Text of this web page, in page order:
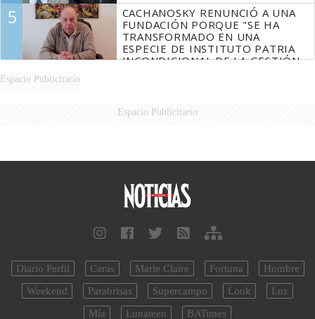
5
CACHANOSKY RENUNCIÓ A UNA
FUNDACIÓN PORQUE "SE HA
TRANSFORMADO EN UNA
ESPECIE DE INSTITUTO PATRIA
INCONDICIONAL DE LA GESTIÓN
Espacio Publicitario
Espacio Publicitario
Diario Perfil Caras Marie Claire Fortuna
Hombre
Weekend
Parabrisas Supercampo Look
Luz
Mía
Lunateen BATimes